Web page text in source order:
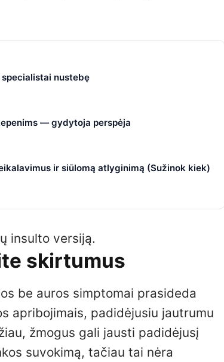
nustebę
— gydytoja perspėja
ir siūlomą atlyginimą (Sužinok kiek)
insulto versiją.
skirtumus
be auros simptomai prasideda
apribojimais, padidėjusiu jautrumu
žmogus gali jausti padidėjusį
suvokimą, tačiau tai nėra